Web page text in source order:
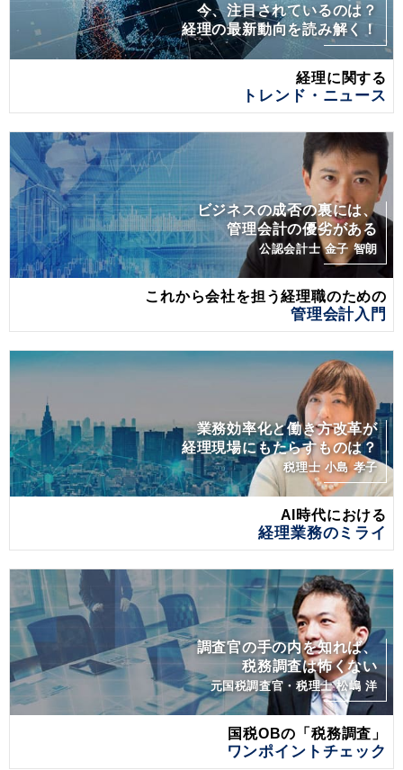
今、注目されているのは？
経理の最新動向を読み解く！
経理に関する
トレンド・ニュース
ビジネスの成否の裏には、
管理会計の優劣がある
公認会計士 金子 智朗
これから会社を担う経理職のための
管理会計入門
業務効率化と働き方改革が
経理現場にもたらすものは？
税理士 小島 孝子
AI時代における
経理業務のミライ
調査官の手の内を知れば、
税務調査は怖くない
元国税調査官・税理士 松嶋 洋
国税OBの「税務調査」
ワンポイントチェック